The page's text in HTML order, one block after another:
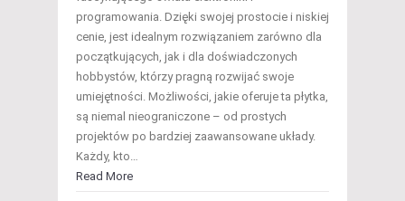
programowania. Dzięki swojej prostocie i niskiej
cenie, jest idealnym rozwiązaniem zarówno dla
początkujących, jak i dla doświadczonych
hobbystów, którzy pragną rozwijać swoje
umiejętności. Możliwości, jakie oferuje ta płytka,
są niemal nieograniczone – od prostych
projektów po bardziej zaawansowane układy.
Każdy, kto…
Read More